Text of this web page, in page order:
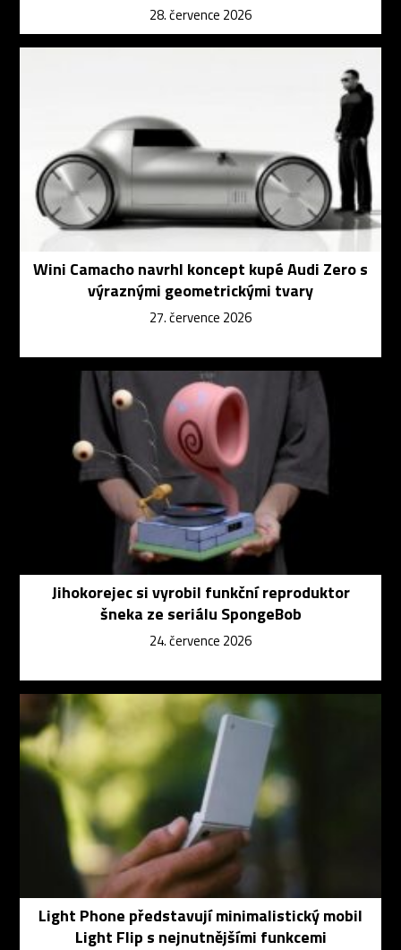
28. července 2026
Wini Camacho navrhl koncept kupé Audi Zero s
výraznými geometrickými tvary
27. července 2026
Jihokorejec si vyrobil funkční reproduktor
šneka ze seriálu SpongeBob
24. července 2026
Light Phone představují minimalistický mobil
Light Flip s nejnutnějšími funkcemi